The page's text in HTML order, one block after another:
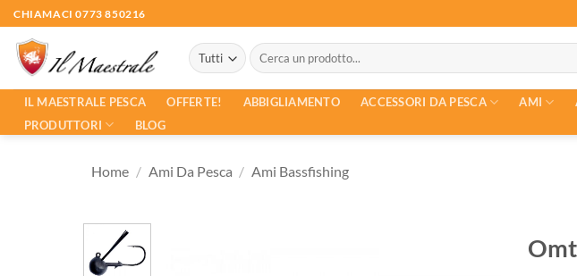
Salta
ai
contenuti
CHIAMACI 0773 850216
Cerca:
IL MAESTRALE PESCA OFFERTE! ABBIGLIAMENTO ACCESSORI DA PESCA AMI
PRODUTTORI
BLOG
Home / Ami Da Pesca / Ami Bassfishing